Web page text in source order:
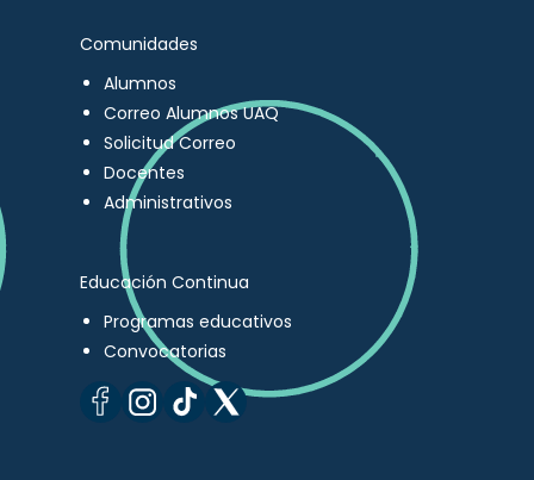
Comunidades
Alumnos
Correo Alumnos UAQ
Solicitud Correo
Docentes
Administrativos
Educación Continua
Programas educativos
Convocatorias